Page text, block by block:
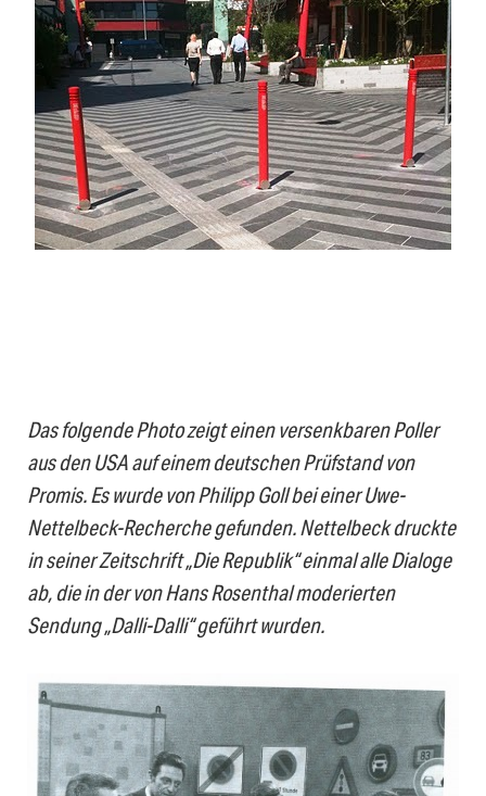
Das folgende Photo zeigt einen versenkbaren Poller
aus den USA auf einem deutschen Prüfstand von
Promis. Es wurde von Philipp Goll bei einer Uwe-
Nettelbeck-Recherche gefunden. Nettelbeck druckte
in seiner Zeitschrift „Die Republik“ einmal alle Dialoge
ab, die in der von Hans Rosenthal moderierten
Sendung „Dalli-Dalli“ geführt wurden.